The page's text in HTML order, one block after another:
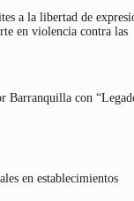
a la libertad de
en violencia contra las
Barranquilla con
en establecimientos